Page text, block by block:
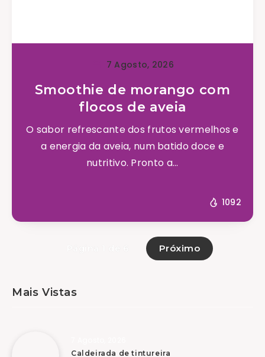
7 Agosto, 2026
Smoothie de morango com
flocos de aveia
O sabor refrescante dos frutos vermelhos e
a energia da aveia, num batido doce e
nutritivo. Pronto a...
1092
Próximo
Mais Vistas
Caldeirada de tintureira